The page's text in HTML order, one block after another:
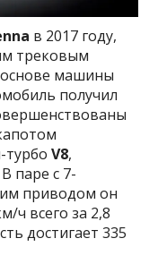
в 2017 году,
трековым
основе машины
получил
турбоV8,
паре с 7-
приводом он
ч всего за 2,8
достигает 335